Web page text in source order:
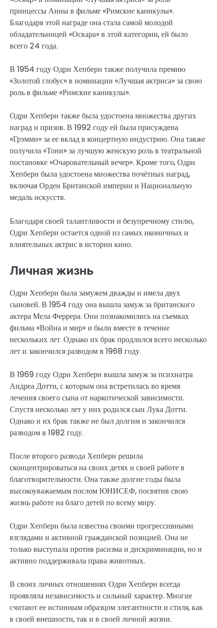
принцессы Анны в фильме «Римские каникулы».
Благодаря этой награде она стала самой молодой
обладательницей «Оскара» в этой категории, ей было
всего 24 года.
В 1954 году Одри Хепберн также получила премию
«Золотой глобус» в номинации «Лучшая актриса» за свою
роль в фильме «Римские каникулы».
Одри Хепберн также была удостоена множества других
наград и призов. В 1992 году ей была присуждена
«Грэмми» за ее вклад в концертную индустрию. Она также
получила «Тони» за лучшую женскую роль в театральной
постановке «Очаровательный вечер». Кроме того, Одри
Хепберн была удостоена множества почётных наград,
включая Орден Британской империи и Национальную
медаль искусств.
Благодаря своей талантливости и безупречному стилю,
Одри Хепберн остается одной из самых иконичных и
влиятельных актрис в истории кино.
Личная жизнь
Одри Хепберн была замужем дважды и имела двух
сыновей. В 1954 году она вышла замуж за британского
актера Мела Феррера. Они познакомились на съемках
фильма «Война и мир» и были вместе в течение
нескольких лет. Однако их брак продлился всего несколько
лет и закончился разводом в 1968 году.
В 1969 году Одри Хепберн вышла замуж за психиатра
Андреа Дотти, с которым она встретилась во время
лечения своего сына от наркотической зависимости.
Спустя несколько лет у них родился сын Лука Дотти.
Однако и их брак также не был долгим и закончился
разводом в 1982 году.
После второго развода Хепберн решила
сконцентрироваться на своих детях и своей работе в
благотворительности. Она также долгие годы была
высокоуважаемым послом ЮНИСЕФ, посвятив свою
жизнь работе на благо детей по всему миру.
Одри Хепберн была известна своими прогрессивными
взглядами и активной гражданской позицией. Она не
только выступала против расизма и дискриминации, но и
активно поддерживала права животных.
В своих личных отношениях Одри Хепберн всегда
проявляла независимость и сильный характер. Многие
считают ее истинным образцом элегантности и стиля, как
в своей внешности, так и в своей личной жизни.